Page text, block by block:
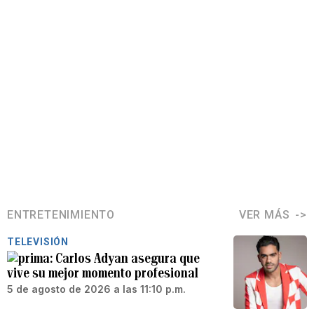
ENTRETENIMIENTO VER MÁS
TELEVISIÓN
Carlos Adyan asegura que
vive su mejor momento profesional
5 de agosto de 2026 a las 11:10 p.m.